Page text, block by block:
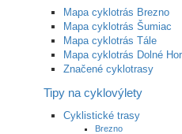
Mapa cyklotrás Brezno
Mapa cyklotrás Šumiac
Mapa cyklotrás Tále
Mapa cyklotrás Dolné
Značené cyklotrasy
Tipy na cyklovýlety
Cyklistické trasy
Brezno